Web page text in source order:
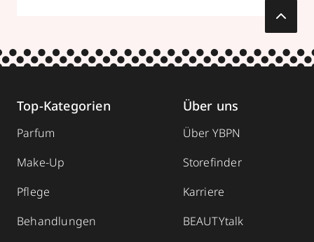
Top-Kategorien
Parfum
Make-Up
Pflege
Behandlungen
Über uns
Über YBPN
Storefinder
Karriere
BEAUTYtalk